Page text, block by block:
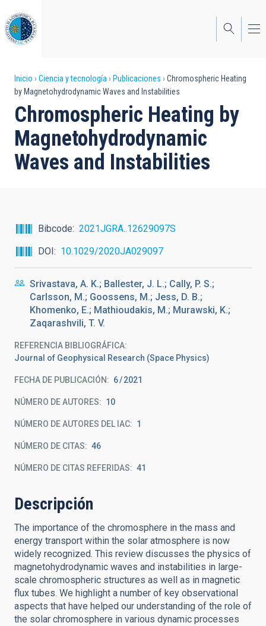
al
contenido
principal
Sobrescribir
enlaces
de
ayuda
a
Inicio Ciencia y tecnología Publicaciones
Chromospheric Heating
by Magnetohydrodynamic Waves and Instabilities
Chromospheric Heating by
Magnetohydrodynamic
Waves and Instabilities
Bibcode
2021JGRA..12629097S
DOI
10.1029/2020JA029097
Srivastava, A. K.; Ballester, J. L.; Cally, P. S.;
Carlsson, M.; Goossens, M.; Jess, D. B.;
Khomenko, E.; Mathioudakis, M.; Murawski, K.;
Zaqarashvili, T. V.
REFERENCIA BIBLIOGRÁFICA
Journal of Geophysical Research (Space Physics)
FECHA DE PUBLICACIÓN: 6 2021
NÚMERO DE AUTORES 10
NÚMERO DE AUTORES DEL IAC 1
NÚMERO DE CITAS 46
NÚMERO DE CITAS REFERIDAS 41
Descripción
The importance of the chromosphere in the mass and
energy transport within the solar atmosphere is now
widely recognized. This review discusses the physics of
magnetohydrodynamic waves and instabilities in large-
scale chromospheric structures as well as in magnetic
flux tubes. We highlight a number of key observational
aspects that have helped our understanding of the role of
the solar chromosphere in various dynamic processes